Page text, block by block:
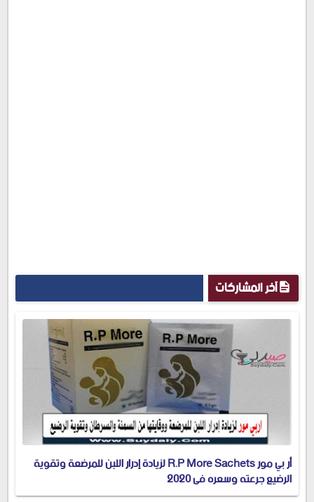
آخر المشاركات
أر بي مور R.P More Sachets لزيادة إدرار اللبن للمرضعة وتقوية
الرضيع جرعته وسعره في 2020